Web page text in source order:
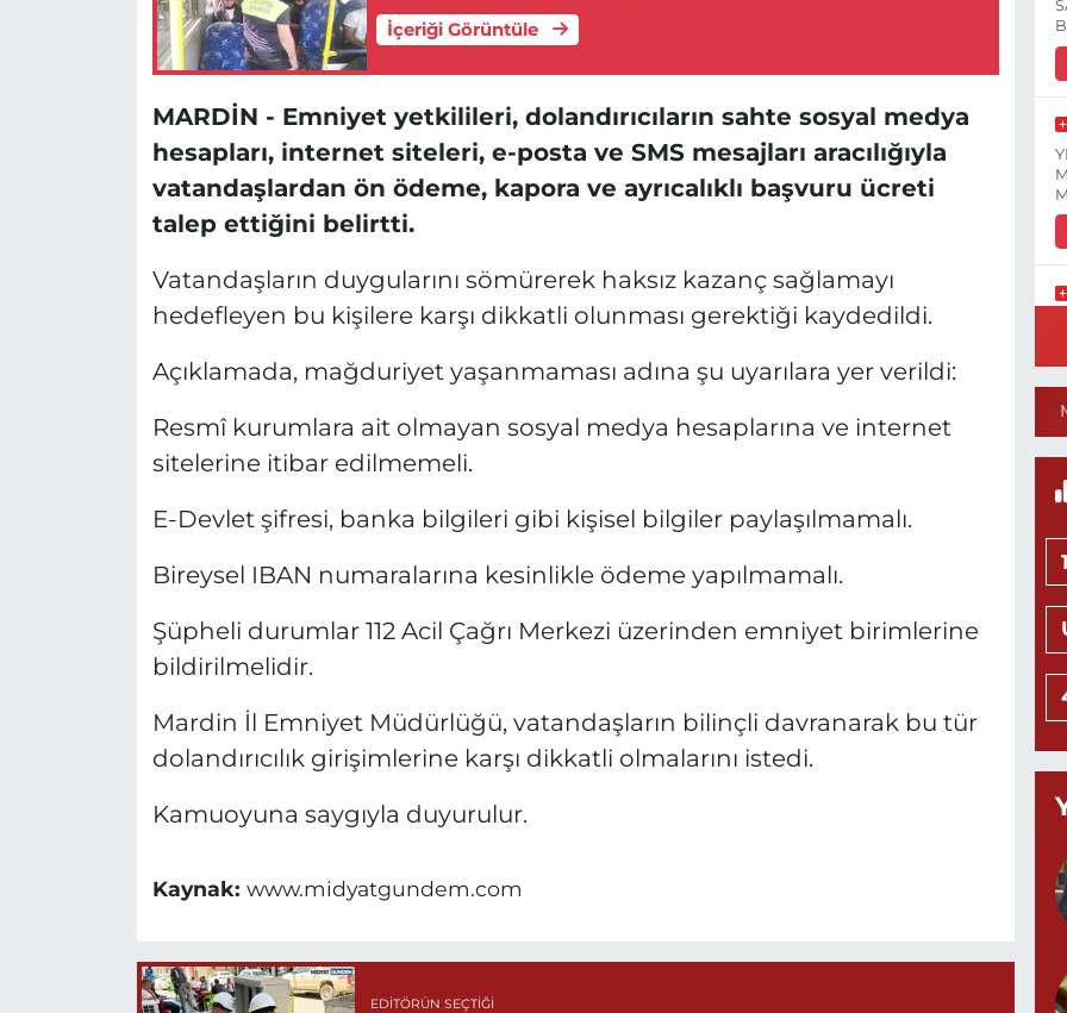
İçeriği Görüntüle
MARDİN - Emniyet yetkilileri, dolandırıcıların sahte sosyal medya
hesapları, internet siteleri, e-posta ve SMS mesajları aracılığıyla
vatandaşlardan ön ödeme, kapora ve ayrıcalıklı başvuru ücreti
talep ettiğini belirtti.
Vatandaşların duygularını sömürerek haksız kazanç sağlamayı
hedefleyen bu kişilere karşı dikkatli olunması gerektiği kaydedildi.
Açıklamada, mağduriyet yaşanmaması adına şu uyarılara yer verildi:
Resmî kurumlara ait olmayan sosyal medya hesaplarına ve internet
sitelerine itibar edilmemeli.
E-Devlet şifresi, banka bilgileri gibi kişisel bilgiler paylaşılmamalı.
Bireysel IBAN numaralarına kesinlikle ödeme yapılmamalı.
Şüpheli durumlar 112 Acil Çağrı Merkezi üzerinden emniyet birimlerine
bildirilmelidir.
Mardin İl Emniyet Müdürlüğü, vatandaşların bilinçli davranarak bu tür
dolandırıcılık girişimlerine karşı dikkatli olmalarını istedi.
Kamuoyuna saygıyla duyurulur.
Kaynak: www.midyatgundem.com
EDITÖRÜN SEÇTIĞI